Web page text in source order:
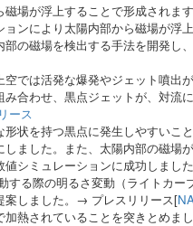
場が浮上することで形成されま
ンにより太陽内部から磁場が浮
の磁場を検出する手法を開発し
空では活発な爆発やジェット噴
合わせ、黒点ジェットが、対流
ース
状を持つ黒点に発生しやすいこ
ました。また、太陽内部の磁場
値シミュレーションに成功しまし
する際の明るさ変動（ライトカ
案しました。→ プレスリリース[
熱されていることを突きとめま